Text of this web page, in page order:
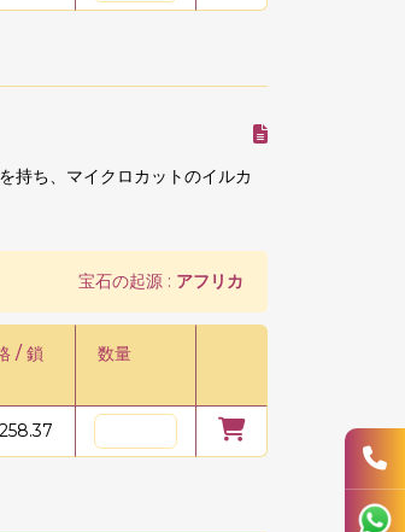
持ち、マイクロカットのイルカ
宝石の起源 : アフリカ
/ 鎖 数量